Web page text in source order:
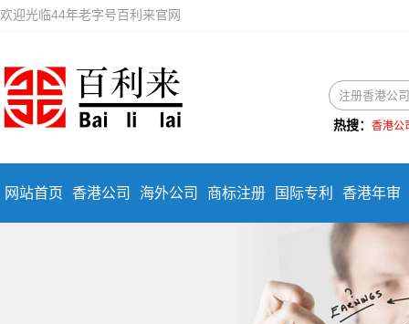
欢迎光临44年老字号百利来官网
热搜： 香港公
网站首页 香港公司 海外公司 商标注册 国际专利 香港年审